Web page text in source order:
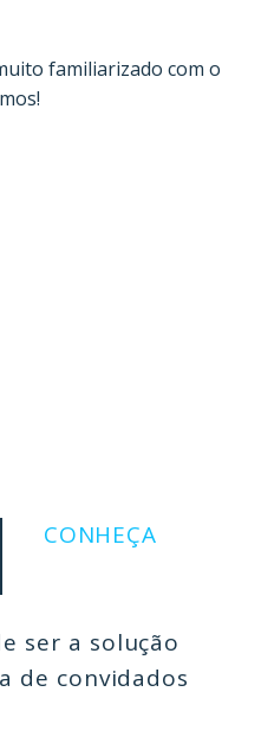
familiarizado com o
CONHEÇA
ser a solução
de convidados